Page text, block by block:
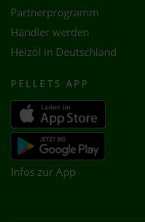
Partnerprogramm
Händler werden
Heizöl in Deutschland
PELLETS APP
Infos zur App